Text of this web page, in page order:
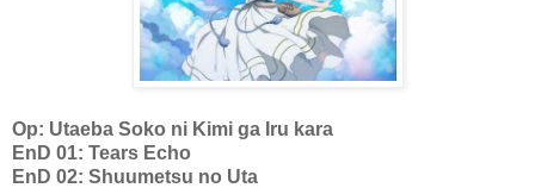
Op: Utaeba Soko ni Kimi ga Iru kara
EnD 01: Tears Echo
EnD 02: Shuumetsu no Uta